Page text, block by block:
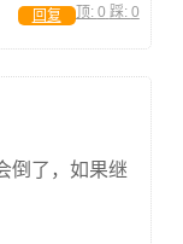
顶: 0 踩: 0
回复
倒了，如果继